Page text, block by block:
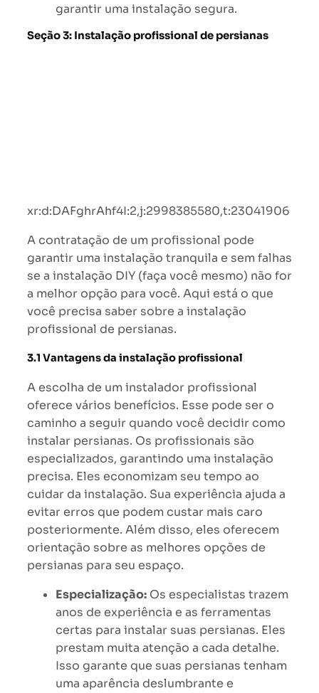
garantir uma instalação segura.
Seção 3: Instalação profissional de persianas
xr:d:DAFghrAhf4I:2,j:2998385580,t:23041906
A contratação de um profissional pode
garantir uma instalação tranquila e sem falhas
se a instalação DIY (faça você mesmo) não for
a melhor opção para você. Aqui está o que
você precisa saber sobre a instalação
profissional de persianas.
3.1 Vantagens da instalação profissional
A escolha de um instalador profissional
oferece vários benefícios. Esse pode ser o
caminho a seguir quando você decidir como
instalar persianas. Os profissionais são
especializados, garantindo uma instalação
precisa. Eles economizam seu tempo ao
cuidar da instalação. Sua experiência ajuda a
evitar erros que podem custar mais caro
posteriormente. Além disso, eles oferecem
orientação sobre as melhores opções de
persianas para seu espaço.
Especialização: Os especialistas trazem
anos de experiência e as ferramentas
certas para instalar suas persianas. Eles
prestam muita atenção a cada detalhe.
Isso garante que suas persianas tenham
uma aparência deslumbrante e